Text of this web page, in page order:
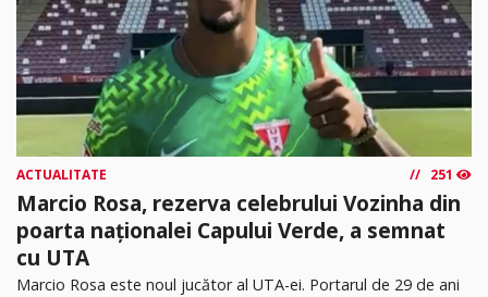
ACTUALITATE 251
Marcio Rosa, rezerva celebrului Vozinha din
poarta naționalei Capului Verde, a semnat
cu UTA
Marcio Rosa este noul jucător al UTA-ei. Portarul de 29 de ani